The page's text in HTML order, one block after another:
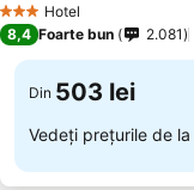
3 SteleHotel
8,4 Foarte bun 2.081
Din 503 lei
Vedeți prețurile de la